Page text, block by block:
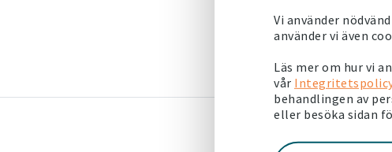
Vi använder
använder vi även
Läs mer om hur vi
vår
behandlingen av
eller besöka sidan